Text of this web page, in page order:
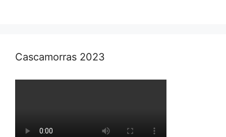
Cascamorras 2023